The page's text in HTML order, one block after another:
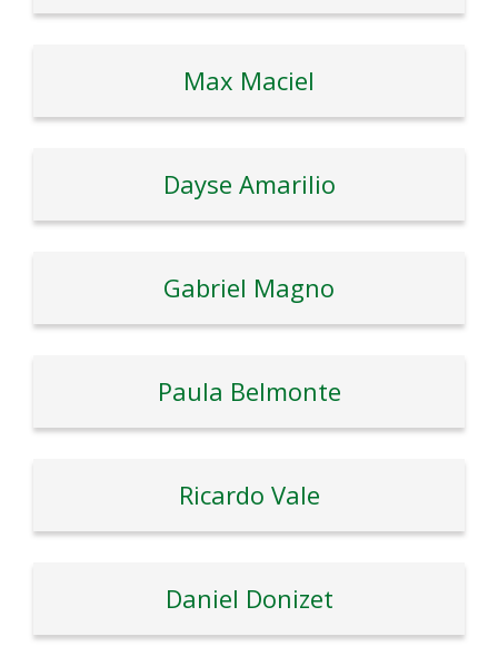
Max Maciel
Dayse Amarilio
Gabriel Magno
Paula Belmonte
Ricardo Vale
Daniel Donizet